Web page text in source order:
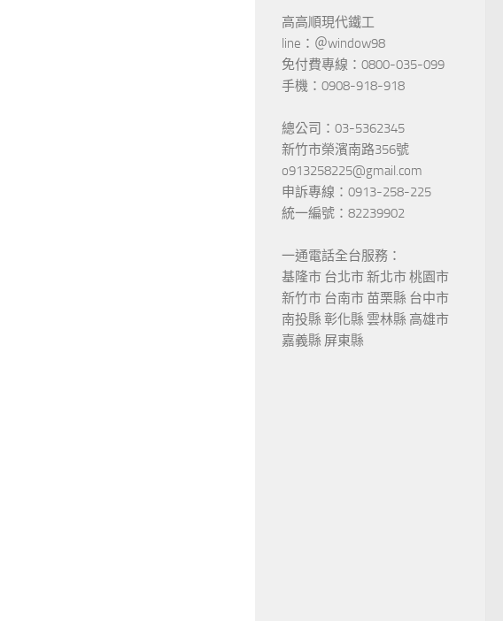
高高順現代鐵工
line：＠window98
免付費專線：0800-035-099
手機：0908-918-918
總公司：03-5362345
新竹市榮濱南路356號
o913258225@gmail.com
申訴專線：0913-258-225
統一編號：82239902
一通電話全台服務：
基隆市 台北市 新北市 桃園市
新竹市 台南市 苗栗縣 台中市
南投縣 彰化縣 雲林縣 高雄市
嘉義縣 屏東縣